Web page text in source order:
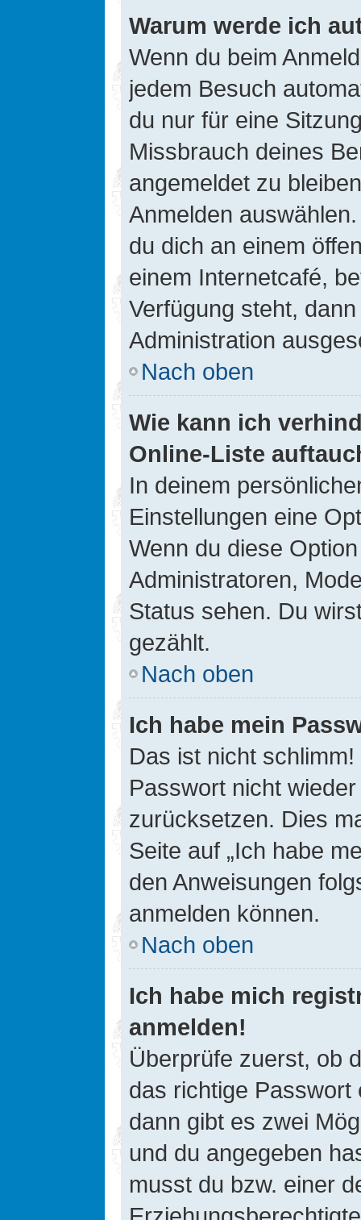
Warum werde ich
Wenn du beim
jedem Besuch
du nur für eine
Missbrauch deines
angemeldet zu
Anmelden
du dich an einem
einem Internetcafé,
Verfügung steht,
Administration
Nach oben
Wie kann ich
Online-Liste
In deinem
Einstellungen eine
Wenn du diese
Administratoren,
Status sehen. Du
gezählt.
Nach oben
Ich habe mein
Das ist nicht
Passwort nicht
zurücksetzen. Dies
Seite auf „Ich habe
den Anweisungen
anmelden können.
Nach oben
Ich habe mich
anmelden!
Überprüfe zuerst, ob
das richtige Passwort
dann gibt es zwei
und du angegeben
musst du bzw. einer